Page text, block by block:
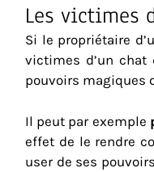
Les victimes
Si le propriétaire
victimes d’un
pouvoirs magiques
Il peut par exemple
effet de le rendre
user de ses